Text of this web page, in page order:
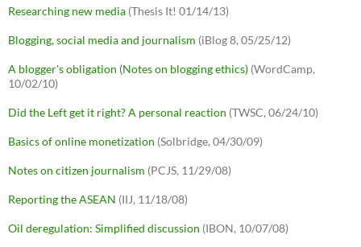
Researching new media (Thesis It! 01/14/13)
Blogging, social media and journalism (iBlog 8, 05/25/12)
A blogger's obligation (Notes on blogging ethics) (WordCamp,
10/02/10)
Did the Left get it right? A personal reaction (TWSC, 06/24/10)
Basics of online monetization (Solbridge, 04/30/09)
Notes on citizen journalism (PCJS, 11/29/08)
Reporting the ASEAN (IIJ, 11/18/08)
Oil deregulation: Simplified discussion (IBON, 10/07/08)